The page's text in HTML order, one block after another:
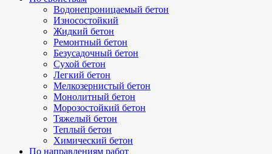
Водонепроницаемый бетон
Износостойкий
Жидкий бетон
Ремонтный бетон
Безусадочный бетон
Сухой бетон
Легкий бетон
Мелкозернистый бетон
Монолитный бетон
Морозостойкий бетон
Тяжелый бетон
Теплый бетон
Химический бетон
По направлениям работ